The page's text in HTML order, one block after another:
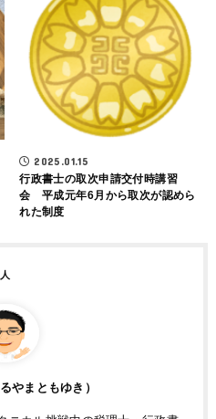
2025.01.15
行政書士の取次申請交付時講習
会 平成元年6月から取次が認めら
れた制度
やまともゆき）